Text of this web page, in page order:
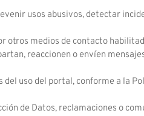
usos abusivos, detectar
otros medios de contacto
reaccionen o envíen
uso del portal, conforme a la
de Datos, reclamaciones o